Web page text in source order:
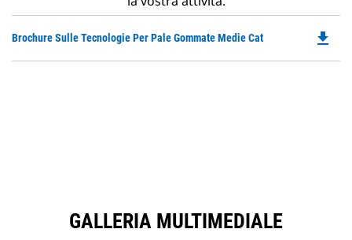
Brochure Sulle Tecnologie Per Pale Gommate Medie Cat file_download
GALLERIA MULTIMEDIALE